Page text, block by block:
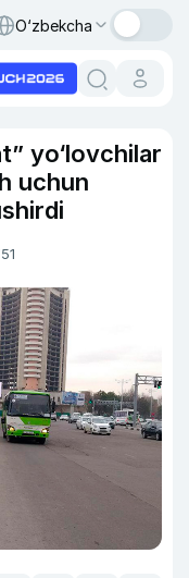
O‘zbekcha
yo‘lovchilar
uchun